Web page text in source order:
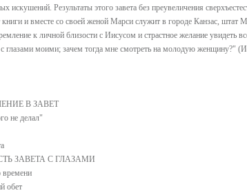
искушений. Результаты этого завета без преувеличения
и вместе со своей женой Марси служит в городе Канзас,
к личной близости с Иисусом и страстное желание увидеть
глазами моими; зачем тогда мне смотреть на молодую женщину?"
В ЗАВЕТ
не делал"
ЗАВЕТА С ГЛАЗАМИ
обет